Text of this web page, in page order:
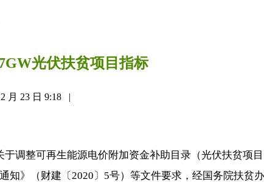
光伏扶贫项目指标
月 23 日 9:18 |
于调整可再生能源电价附加资金补助目录（光伏扶贫
知》（财建〔2020〕5号）等文件要求，经国务院扶贫